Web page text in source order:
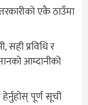
एकै ठाउँमा
सही प्रविधि र
आम्दानीको
पूर्ण सूची